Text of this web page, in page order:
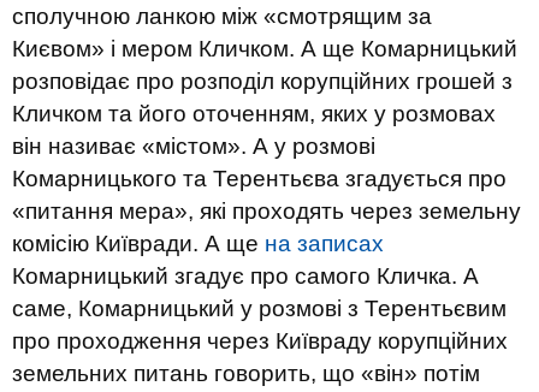
сполучною ланкою між «смотрящим за
Києвом» і мером Кличком. А ще Комарницький
розповідає про розподіл корупційних грошей з
Кличком та його оточенням, яких у розмовах
він називає «містом». А у розмові
Комарницького та Терентьєва згадується про
«питання мера», які проходять через земельну
комісію Київради. А ще на записах
Комарницький згадує про самого Кличка. А
саме, Комарницький у розмові з Терентьєвим
про проходження через Київраду корупційних
земельних питань говорить, що «він» потім